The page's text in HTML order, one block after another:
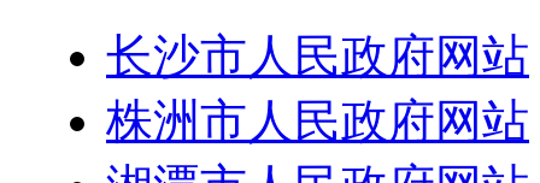
长沙市人民政府网站
株洲市人民政府网站